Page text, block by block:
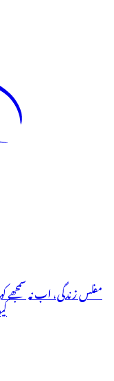
مفلس زندگی، اب نہ سمجھے